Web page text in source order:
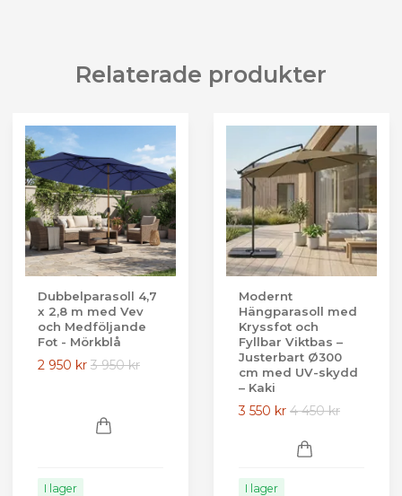
Relaterade produkter
Dubbelparasoll 4,7
x 2,8 m med Vev
och Medföljande
Fot - Mörkblå
2 950 kr 3 950 kr
I lager
Modernt
Hängparasoll med
Kryssfot och
Fyllbar Viktbas –
Justerbart Ø300
cm med UV-skydd
– Kaki
3 550 kr 4 450 kr
I lager